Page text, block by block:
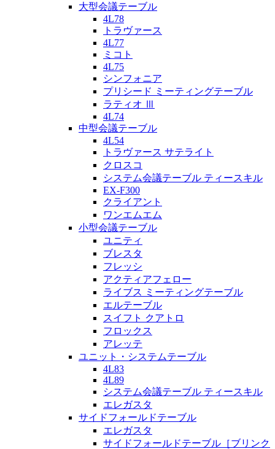
大型会議テーブル
4L78
トラヴァース
4L77
ミコト
4L75
シンフォニア
プリシード ミーティングテーブル
ラティオ Ⅲ
4L74
中型会議テーブル
4L54
トラヴァース サテライト
クロスコ
システム会議テーブル ティースキル
EX-F300
クライアント
ワンエムエム
小型会議テーブル
ユニティ
ブレスタ
フレッシ
アクティアフェロー
ライブス ミーティングテーブル
エルテーブル
スイフト クアトロ
フロックス
アレッテ
ユニット・システムテーブル
4L83
4L89
システム会議テーブル ティースキル
エレガスタ
サイドフォールドテーブル
エレガスタ
サイドフォールドテーブル［ブリンク